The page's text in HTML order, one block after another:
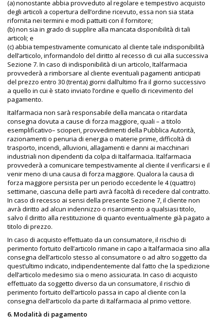
(a) nonostante abbia provveduto al regolare e tempestivo acquisto
degli articoli a copertura dell’ordine ricevuto, essa non sia stata
rifornita nei termini e modi pattuiti con il fornitore;
(b) non sia in grado di supplire alla mancata disponibilità di tali
articoli; e
(c) abbia tempestivamente comunicato al cliente tale indisponibilità
dell’articolo, informandolo del diritto al recesso di cui alla successiva
Sezione 7. In caso di indisponibilità di un articolo, Italfarmacia
provvederà a rimborsare al cliente eventuali pagamenti anticipati
del prezzo entro 30 (trenta) giorni dall’ultimo fra il giorno successivo
a quello in cui è stato inviato l’ordine e quello di ricevimento del
pagamento.
Italfarmacia non sarà responsabile della mancata o ritardata
consegna dovuta a cause di forza maggiore, quali – a titolo
esemplificativo– scioperi, provvedimenti della Pubblica Autorità,
razionamenti o penuria di energia o materie prime, difficoltà di
trasporto, incendi, alluvioni, allagamenti e danni ai macchinari
industriali non dipendenti da colpa di Italfarmacia. Italfarmacia
provvederà a comunicare tempestivamente al cliente il verificarsi e il
venir meno di una causa di forza maggiore. Qualora la causa di
forza maggiore persista per un periodo eccedente le 4 (quattro)
settimane, ciascuna delle parti avrà facoltà di recedere dal contratto.
In caso di recesso ai sensi della presente Sezione 7, il cliente non
avrà diritto ad alcun indennizzo o risarcimento a qualsiasi titolo,
salvo il diritto alla restituzione di quanto eventualmente già pagato a
titolo di prezzo.
In caso di acquisto effettuato da un consumatore, il rischio di
perimento fortuito dell’articolo rimane in capo a Italfarmacia sino alla
consegna dell’articolo stesso al consumatore o ad altro soggetto da
quest’ultimo indicato, indipendentemente dal fatto che la spedizione
dell’articolo medesimo sia o meno assicurata. In caso di acquisto
effettuato da soggetto diverso da un consumatore, il rischio di
perimento fortuito dell’articolo passa in capo al cliente con la
consegna dell’articolo da parte di Italfarmacia al primo vettore.
6. Modalità di pagamento